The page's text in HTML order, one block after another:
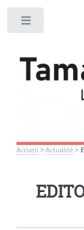
Accueil > Actualité>